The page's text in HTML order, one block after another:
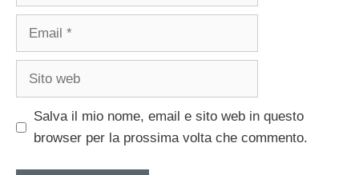
Email
Sito
Salva il mio nome, email e sito web in questo
browser per la prossima volta che commento.